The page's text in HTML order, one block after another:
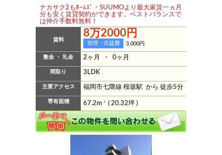
ナカサク2もﾎｰﾑｽﾞ・SUUMOより最大家賃一ヵ月
分も安く賃貸契約ができます。ベストバランスで
は仲介手数料無料！
賃料
8万2000円
管理・共益費 3,000円
敷金 ・ 礼金 2ヶ月 ・ 0ヶ月
間取り 3LDK
主要アクセス 福岡市七隈線 桜坂駅 から 徒歩5分
専有面積 67.2m2 ( 20.32坪 )